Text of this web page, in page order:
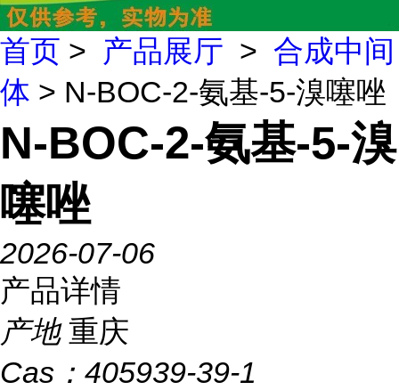
首页 > 产品展厅 > 合成中间
体 > N-BOC-2-氨基-5-溴噻唑
N-BOC-2-氨基-5-溴
噻唑
2026-07-06
产品详情
产地 重庆
Cas： 405939-39-1